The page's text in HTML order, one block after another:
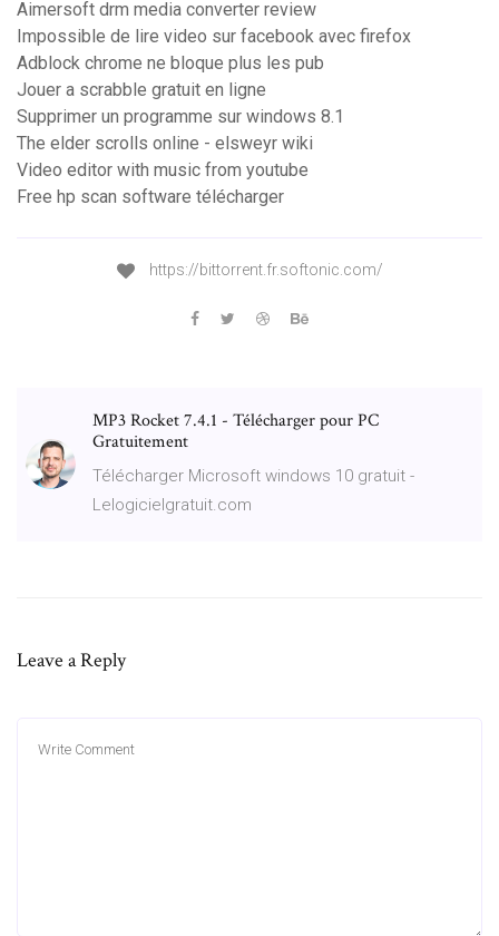
Aimersoft drm media converter review
Impossible de lire video sur facebook avec firefox
Adblock chrome ne bloque plus les pub
Jouer a scrabble gratuit en ligne
Supprimer un programme sur windows 8.1
The elder scrolls online - elsweyr wiki
Video editor with music from youtube
Free hp scan software télécharger
https://bittorrent.fr.softonic.com/
MP3 Rocket 7.4.1 - Télécharger pour PC
Gratuitement
Télécharger Microsoft windows 10 gratuit -
Lelogicielgratuit.com
Leave a Reply